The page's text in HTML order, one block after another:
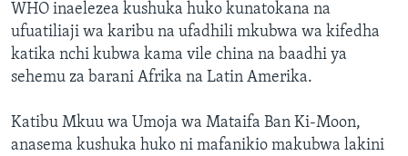
WHO inaelezea kushuka huko kunatokana na
ufuatiliaji wa karibu na ufadhili mkubwa wa kifedha
katika nchi kubwa kama vile china na baadhi ya
sehemu za barani Afrika na Latin Amerika.
Katibu Mkuu wa Umoja wa Mataifa Ban Ki-Moon,
anasema kushuka huko ni mafanikio makubwa lakini